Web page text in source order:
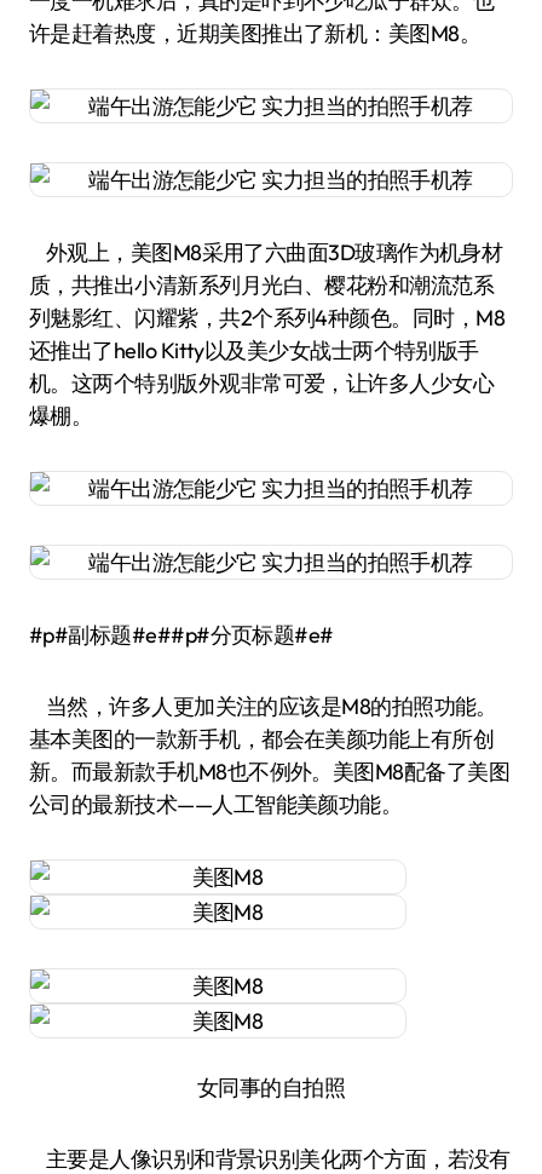
许是赶着热度，近期美图推出了新机：美图M8。
外观上，美图M8采用了六曲面3D玻璃作为机身材
质，共推出小清新系列月光白、樱花粉和潮流范系
列魅影红、闪耀紫，共2个系列4种颜色。同时，M8
还推出了hello Kitty以及美少女战士两个特别版手
机。这两个特别版外观非常可爱，让许多人少女心
爆棚。
#p#副标题#e##p#分页标题#e#
当然，许多人更加关注的应该是M8的拍照功能。
基本美图的一款新手机，都会在美颜功能上有所创
新。而最新款手机M8也不例外。美图M8配备了美图
公司的最新技术——人工智能美颜功能。
女同事的自拍照
主要是人像识别和背景识别美化两个方面，若没有